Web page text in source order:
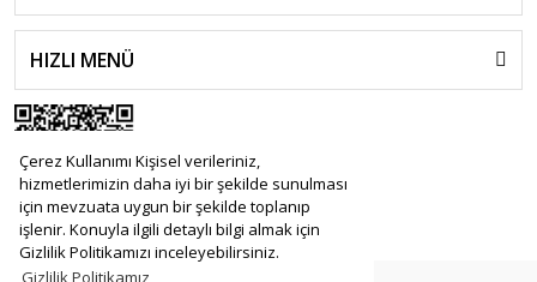
Çerez Kullanımı Kişisel verileriniz,
hizmetlerimizin daha iyi bir şekilde sunulması
için mevzuata uygun bir şekilde toplanıp
işlenir. Konuyla ilgili detaylı bilgi almak için
Gizlilik Politikamızı inceleyebilirsiniz.
HIZLI MENÜ